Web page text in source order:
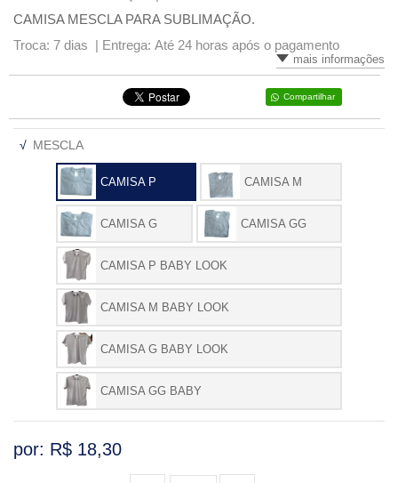
CAMISA MESCLA PARA SUBLIMAÇÃO.
Troca: 7 dias | Entrega: Até 24 horas após o pagamento
mais informações
Compartilhar
√ MESCLA
CAMISA P CAMISA M
CAMISA G CAMISA GG
CAMISA P BABY LOOK
CAMISA M BABY LOOK
CAMISA G BABY LOOK
CAMISA GG BABY
por: R$ 18,30